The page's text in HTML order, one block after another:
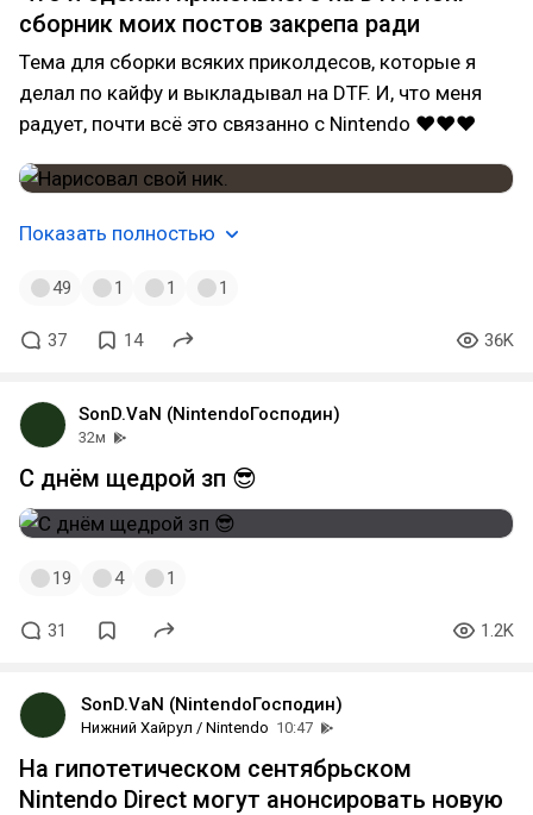
сборник моих постов закрепа ради
Тема для сборки всяких приколдесов, которые я
делал по кайфу и выкладывал на DTF. И, что меня
радует, почти всё это связанно с Nintendo ❤❤❤
Показать полностью
49 1 1 1
37 14 36K
SonD.VaN (NintendoГосподин)
32м
С днём щедрой зп 😎
19 4 1
31 1.2K
SonD.VaN (NintendoГосподин)
Нижний Хайрул / Nintendo 10:47
На гипотетическом сентябрьском
Nintendo Direct могут анонсировать новую